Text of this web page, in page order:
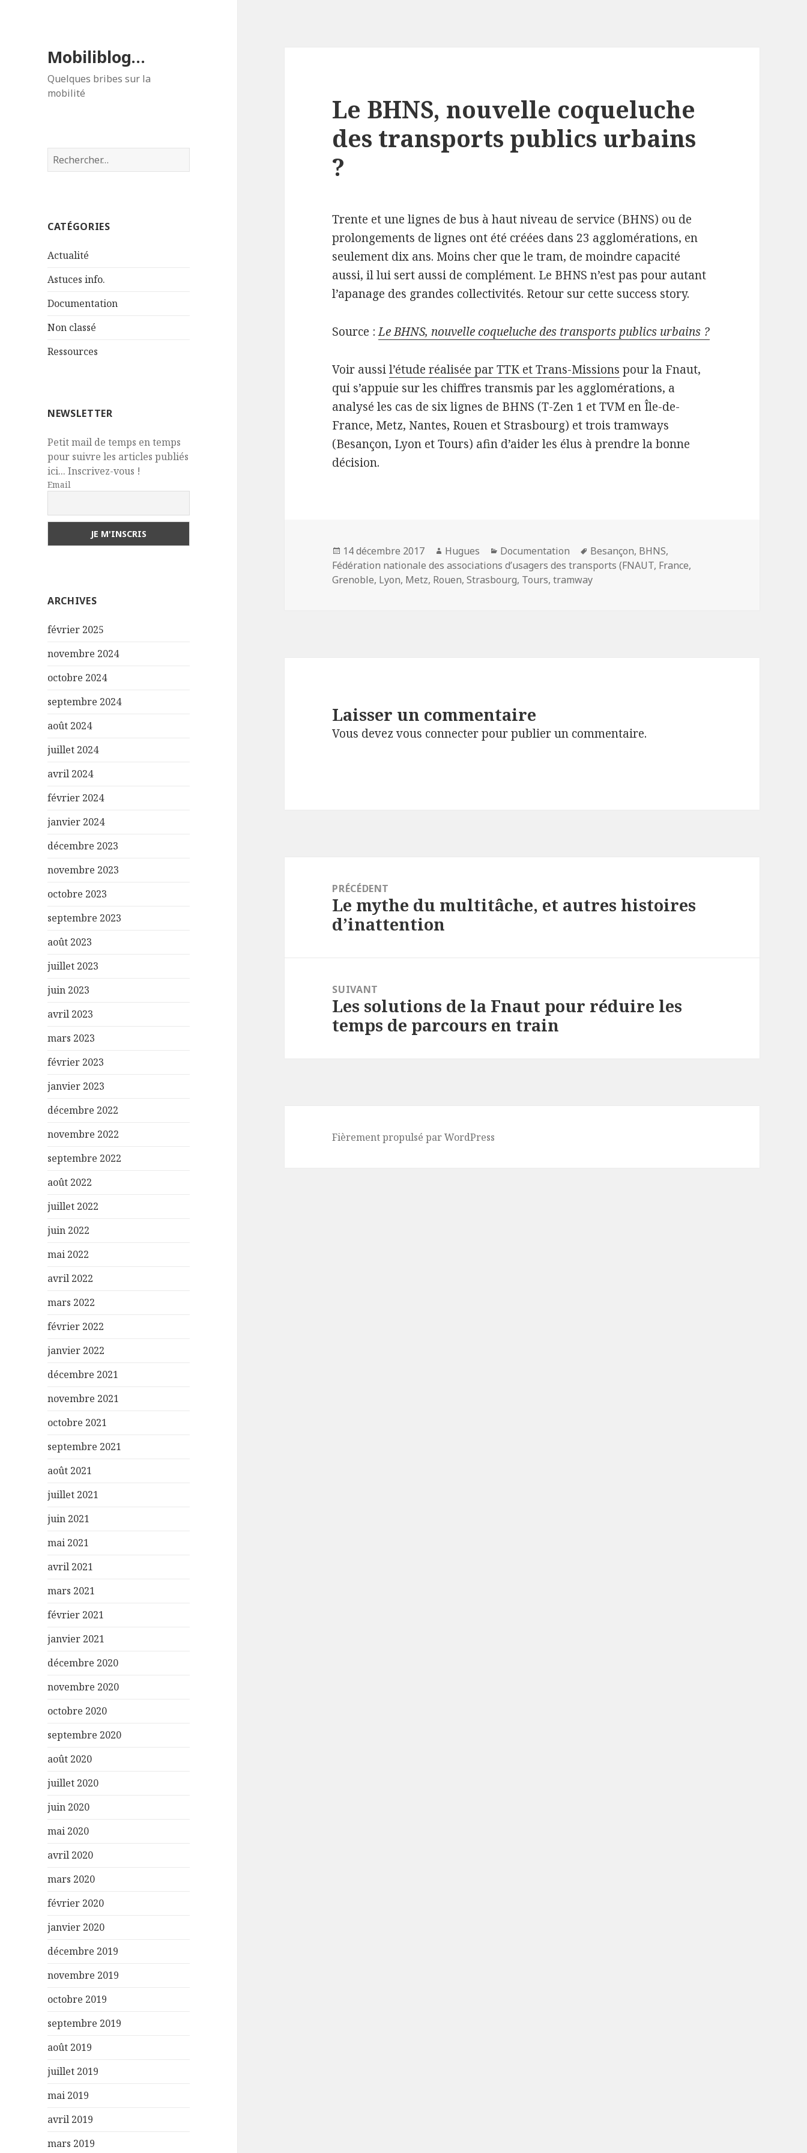
Mobiliblog…
Quelques bribes sur la
mobilité
Rechercher :
CATÉGORIES
Actualité
Astuces info.
Documentation
Non classé
Ressources
NEWSLETTER
Petit mail de temps en temps
pour suivre les articles publiés
ici... Inscrivez-vous !
Email
ARCHIVES
février 2025
novembre 2024
octobre 2024
septembre 2024
août 2024
juillet 2024
avril 2024
février 2024
janvier 2024
décembre 2023
novembre 2023
octobre 2023
septembre 2023
août 2023
juillet 2023
juin 2023
avril 2023
mars 2023
février 2023
janvier 2023
décembre 2022
novembre 2022
septembre 2022
août 2022
juillet 2022
juin 2022
mai 2022
avril 2022
mars 2022
février 2022
janvier 2022
décembre 2021
novembre 2021
octobre 2021
septembre 2021
août 2021
juillet 2021
juin 2021
mai 2021
avril 2021
mars 2021
février 2021
janvier 2021
décembre 2020
novembre 2020
octobre 2020
septembre 2020
août 2020
juillet 2020
juin 2020
mai 2020
avril 2020
mars 2020
février 2020
janvier 2020
décembre 2019
novembre 2019
octobre 2019
septembre 2019
août 2019
juillet 2019
mai 2019
avril 2019
mars 2019
Le BHNS, nouvelle coqueluche
des transports publics urbains
?
Trente et une lignes de bus à haut niveau de service (BHNS) ou de
prolongements de lignes ont été créées dans 23 agglomérations, en
seulement dix ans. Moins cher que le tram, de moindre capacité
aussi, il lui sert aussi de complément. Le BHNS n’est pas pour autant
l’apanage des grandes collectivités. Retour sur cette success story.
Source :Le BHNS, nouvelle coqueluche des transports publics urbains ?
Voir aussil’étude réalisée par TTK et Trans-Missions pour la Fnaut,
qui s’appuie sur les chiffres transmis par les agglomérations, a
analysé les cas de six lignes de BHNS (T-Zen 1 et TVM en Île-de-
France, Metz, Nantes, Rouen et Strasbourg) et trois tramways
(Besançon, Lyon et Tours) afin d’aider les élus à prendre la bonne
décision.
Publié
le
14 décembre 2017 Auteur
Hugues Catégories
Documentation
Mots-
clés
Besançon, BHNS,
Fédération nationale des associations d’usagers des transports (FNAUT, France,
Grenoble, Lyon, Metz, Rouen,Strasbourg, Tours,tramway
Laisser un commentaire
Vous devezvous connecterpour publier un commentaire.
l’article
PRÉCÉDENT
Article
précédent :
Le mythe du multitâche, et autres histoires
d’inattention
SUIVANT
Article
suivant :
Les solutions de la Fnaut pour réduire les
temps de parcours en train
Fièrement propulsé par WordPress